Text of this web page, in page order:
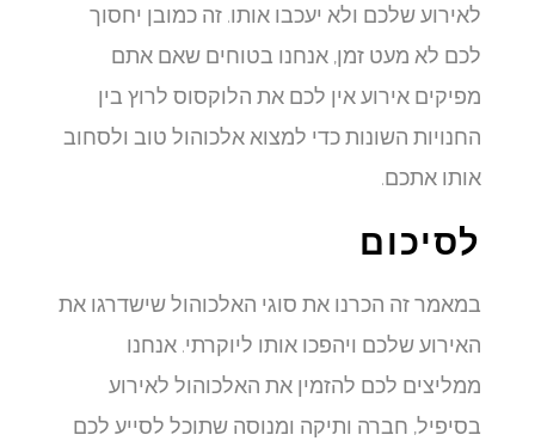
לאירוע שלכם ולא יעכבו אותו. זה כמובן יחסוך
לכם לא מעט זמן, אנחנו בטוחים שאם אתם
מפיקים אירוע אין לכם את הלוקסוס לרוץ בין
החנויות השונות כדי למצוא אלכוהול טוב ולסחוב
אותו אתכם.
לסיכום
במאמר זה הכרנו את סוגי האלכוהול שישדרגו את
האירוע שלכם ויהפכו אותו ליוקרתי. אנחנו
ממליצים לכם להזמין את האלכוהול לאירוע
בסיפיל, חברה ותיקה ומנוסה שתוכל לסייע לכם